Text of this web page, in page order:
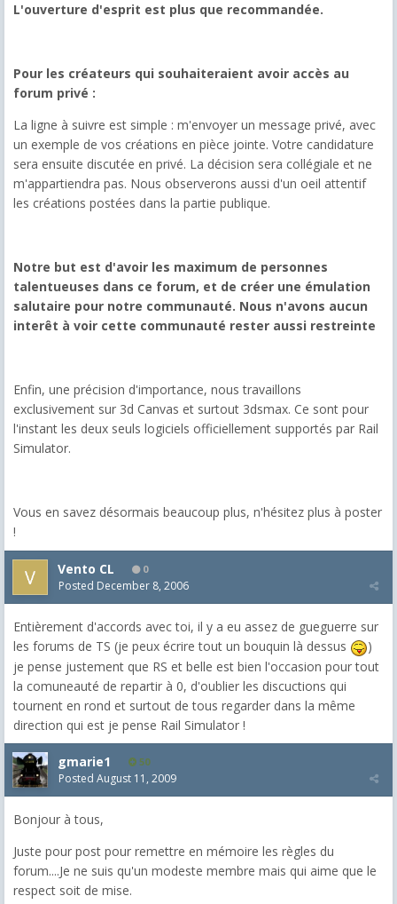
L'ouverture d'esprit est plus que recommandée.
Pour les créateurs qui souhaiteraient avoir accès au
forum privé :
La ligne à suivre est simple : m'envoyer un message privé, avec
un exemple de vos créations en pièce jointe. Votre candidature
sera ensuite discutée en privé. La décision sera collégiale et ne
m'appartiendra pas. Nous observerons aussi d'un oeil attentif
les créations postées dans la partie publique.
Notre but est d'avoir les maximum de personnes
talentueuses dans ce forum, et de créer une émulation
salutaire pour notre communauté. Nous n'avons aucun
interêt à voir cette communauté rester aussi restreinte
Enfin, une précision d'importance, nous travaillons
exclusivement sur 3d Canvas et surtout 3dsmax. Ce sont pour
l'instant les deux seuls logiciels officiellement supportés par Rail
Simulator.
Vous en savez désormais beaucoup plus, n'hésitez plus à poster
!
Vento CL 0
Posted December 8, 2006
Entièrement d'accords avec toi, il y a eu assez de gueguerre sur
les forums de TS (je peux écrire tout un bouquin là dessus
)
je pense justement que RS et belle est bien l'occasion pour tout
la comuneauté de repartir à 0, d'oublier les discuctions qui
tournent en rond et surtout de tous regarder dans la même
direction qui est je pense Rail Simulator !
gmarie1 50
Posted August 11, 2009
Bonjour à tous,
Juste pour post pour remettre en mémoire les règles du
forum....Je ne suis qu'un modeste membre mais qui aime que le
respect soit de mise.